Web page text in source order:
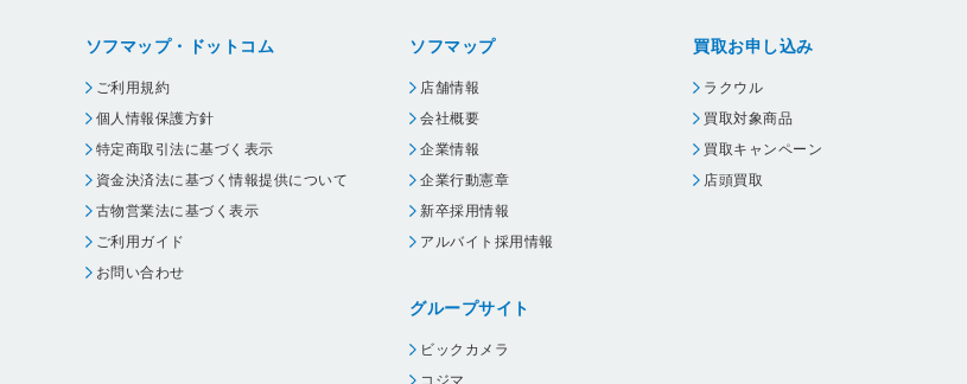
ソフマップ・ドットコム
ご利用規約
個人情報保護方針
特定商取引法に基づく表示
資金決済法に基づく情報提供について
古物営業法に基づく表示
ご利用ガイド
お問い合わせ
ソフマップ
店舗情報
会社概要
企業情報
企業行動憲章
新卒採用情報
アルバイト採用情報
グループサイト
ビックカメラ
コジマ
買取お申し込み
ラクウル
買取対象商品
買取キャンペーン
店頭買取